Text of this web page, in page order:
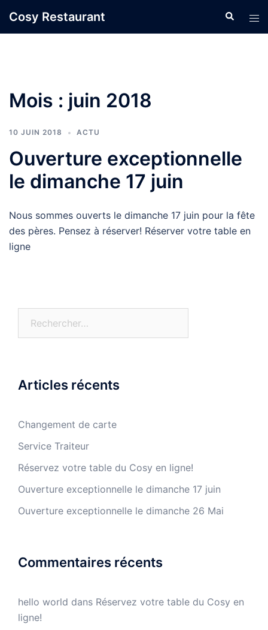
auCosy Restaurant
le
Mois : juin 2018
10 JUIN 2018 ACTU
Ouverture exceptionnelle
le dimanche 17 juin
Nous sommes ouverts le dimanche 17 juin pour la fête
des pères. Pensez à réserver! Réserver votre table en
ligne
Articles récents
Changement de carte
Service Traiteur
Réservez votre table du Cosy en ligne!
Ouverture exceptionnelle le dimanche 17 juin
Ouverture exceptionnelle le dimanche 26 Mai
Commentaires récents
hello world dans Réservez votre table du Cosy en
ligne!